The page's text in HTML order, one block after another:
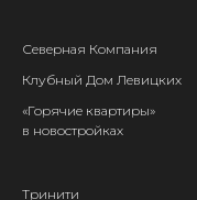
Северная Компания
Клубный Дом Левицких
«Горячие квартиры»
в новостройках
Тринити